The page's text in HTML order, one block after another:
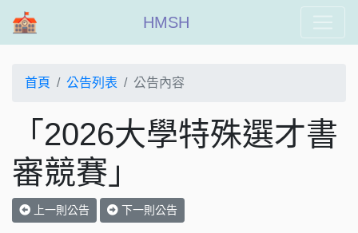
HMSH
首頁 公告列表 公告內容
「2026大學特殊選才書
審競賽」
上一則公告 下一則公告